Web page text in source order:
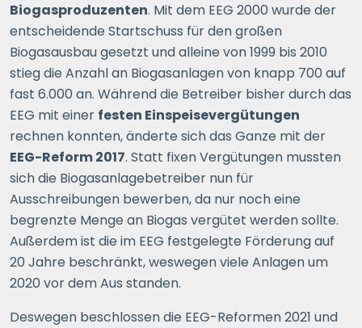
Biogasproduzenten. Mit dem EEG 2000 wurde der
entscheidende Startschuss für den großen
Biogasausbau gesetzt und alleine von 1999 bis 2010
stieg die Anzahl an Biogasanlagen von knapp 700 auf
fast 6.000 an. Während die Betreiber bisher durch das
EEG mit einer festen Einspeisevergütungen
rechnen konnten, änderte sich das Ganze mit der
EEG-Reform 2017. Statt fixen Vergütungen mussten
sich die Biogasanlagebetreiber nun für
Ausschreibungen bewerben, da nur noch eine
begrenzte Menge an Biogas vergütet werden sollte.
Außerdem ist die im EEG festgelegte Förderung auf
20 Jahre beschränkt, weswegen viele Anlagen um
2020 vor dem Aus standen.
Deswegen beschlossen die EEG-Reformen 2021 und